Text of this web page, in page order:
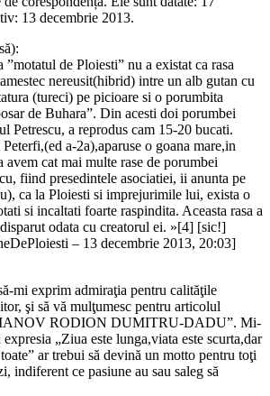
13 decembrie 2013.
de Ploiesti” nu a existat ca rasa
nereusit(hibrid) intre un alb gutan cu
(tureci) pe picioare si o porumbita
de Buhara”. Din acesti doi porumbei
Petrescu, a reprodus cam 15-20 bucati.
a-2a),aparuse o goana mare,in
avem cat mai multe rase de porumbei
fiind presedintele asociatiei, ii anunta pe
ca la Ploiesti si imprejurimile lui, exista o
si incaltati foarte raspindita. Aceasta rasa a
odata cu creatorul ei. »[4] [sic!]
– 13 decembrie 2013, 20:03]
mi exprim admiraţia pentru calităţile
şi să vă mulţumesc pentru articolul
RODION DUMITRU-DADU”. Mi-
„Ziua este lunga,viata este scurta,dar
ar trebui să devină un motto pentru toţi
indiferent ce pasiune au sau saleg să